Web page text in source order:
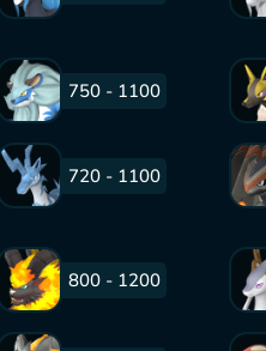
750 - 1100
720 - 1100
800 - 1200